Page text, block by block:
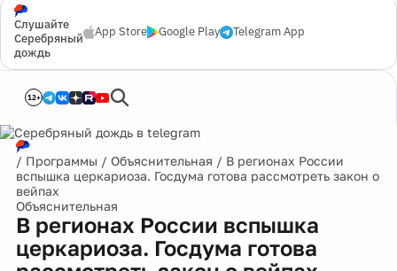
Слушайте
Серебряный
дождь
App Store Google Play Telegram App
12+
/ Программы / Объяснительная / В регионах России
вспышка церкариоза. Госдума готова рассмотреть закон о
вейпах
Объяснительная
В регионах России вспышка
церкариоза. Госдума готова